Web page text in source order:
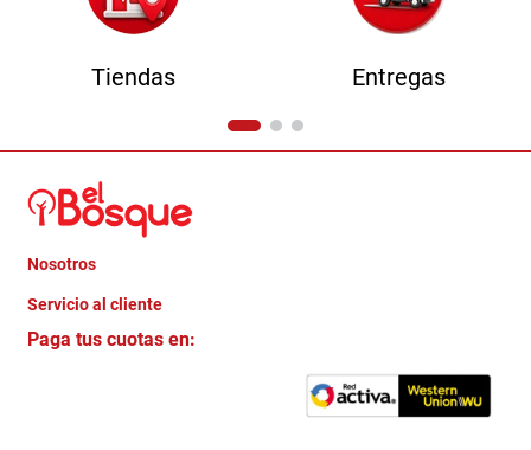
Tiendas Entregas
Nosotros
Quienes somos
Trabaja con Nosotros
Servicio al cliente
Crédito Directo
Paga tus cuotas en: